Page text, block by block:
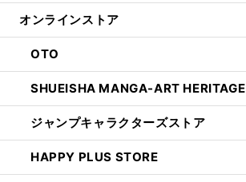
オンラインストア
OTO
SHUEISHA MANGA-ART HERITAGE
ジャンプキャラクターズストア
HAPPY PLUS STORE